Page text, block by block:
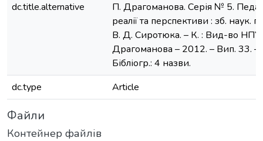
dc.title.alternative
П. Драгоманова. Серія № 5.
реалії та перспективи : зб. наук.
В. Д. Сиротюка. – К. : Вид-во НПУ
Драгоманова – 2012. – Вип. 33. –
Бібліогр.: 4 назви.
dc.type
Article
Файли
Контейнер файлів